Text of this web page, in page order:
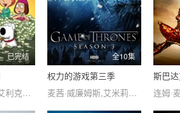
生活大爆炸第一季
已完结
塞思·麦克法兰 艾利克斯·布诺斯町
全10集
权力的游戏第三季
麦茜·威廉姆斯,艾米莉亚·克拉克,理查德·麦登,伊萨克·亨普斯特德-怀特,斯蒂芬·迪兰,彼特·丁克拉奇,尼古拉·科斯特-瓦尔道,杰克·格里森,基特·哈灵顿